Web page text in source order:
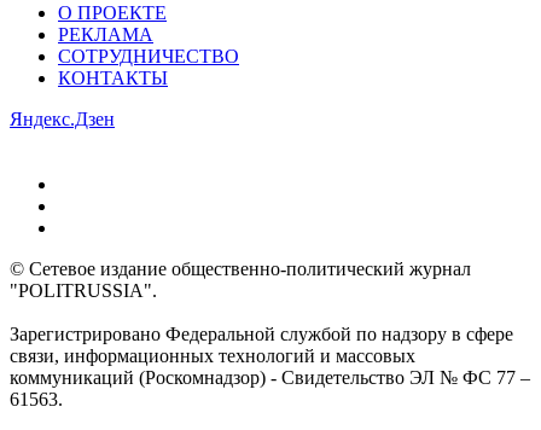
О ПРОЕКТЕ
РЕКЛАМА
СОТРУДНИЧЕСТВО
КОНТАКТЫ
Яндекс.Дзен
© Сетевое издание общественно-политический журнал
"POLITRUSSIA".
Зарегистрировано Федеральной службой по надзору в сфере
связи, информационных технологий и массовых
коммуникаций (Роскомнадзор) - Свидетельство ЭЛ № ФС 77 –
61563.